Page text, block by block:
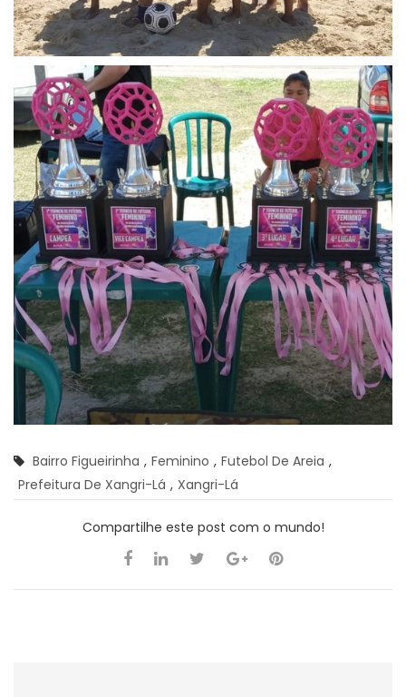
Bairro Figueirinha , Feminino , Futebol De Areia ,
Prefeitura De Xangri-Lá , Xangri-Lá
Compartilhe este post com o mundo!